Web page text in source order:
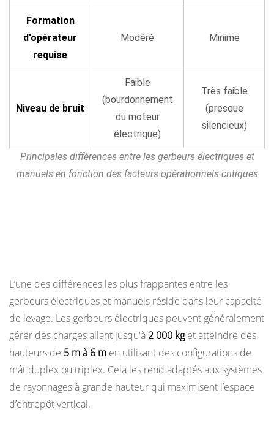
gerbeur
électrique
12.1
Batteries
12.2
ion
13
gerbeur
est
plus
approprié
14
Exigences
de
formation
Principales différences entre les gerbeurs électriques et
manuels en fonction des facteurs opérationnels critiques
Formation
d'opérateur
requise
Modéré Minime
Niveau de bruit
Faible
(bourdonnement
du moteur
électrique)
Très faible
(presque
silencieux)
L’une des différences les plus frappantes entre les
gerbeurs électriques et manuels réside dans leur capacité
de levage. Les gerbeurs électriques peuvent généralement
gérer des charges allant jusqu'à2 000 kget atteindre des
hauteurs de 5 m à 6 m en utilisant des configurations de
mât duplex ou triplex. Cela les rend adaptés aux systèmes
de rayonnages à grande hauteur qui maximisent l’espace
d’entrepôt vertical.